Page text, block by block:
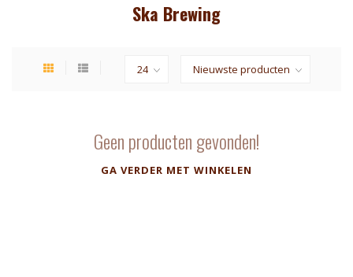
Ska Brewing
Geen producten gevonden!
GA VERDER MET WINKELEN